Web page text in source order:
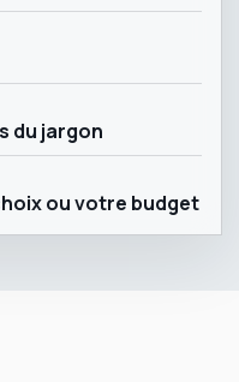
du jargon
ou votre budget